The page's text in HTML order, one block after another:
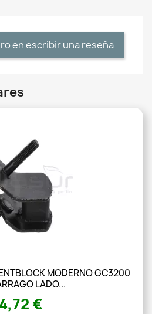
en escribir una reseña
MODERNO GC3200
LADO...
4,72 €